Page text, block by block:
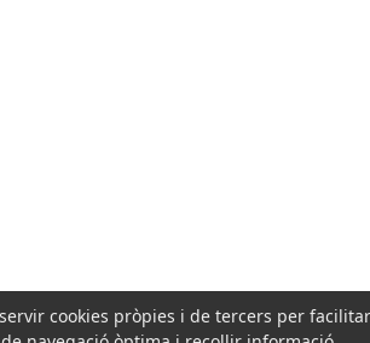
cookies pròpies i de tercers per